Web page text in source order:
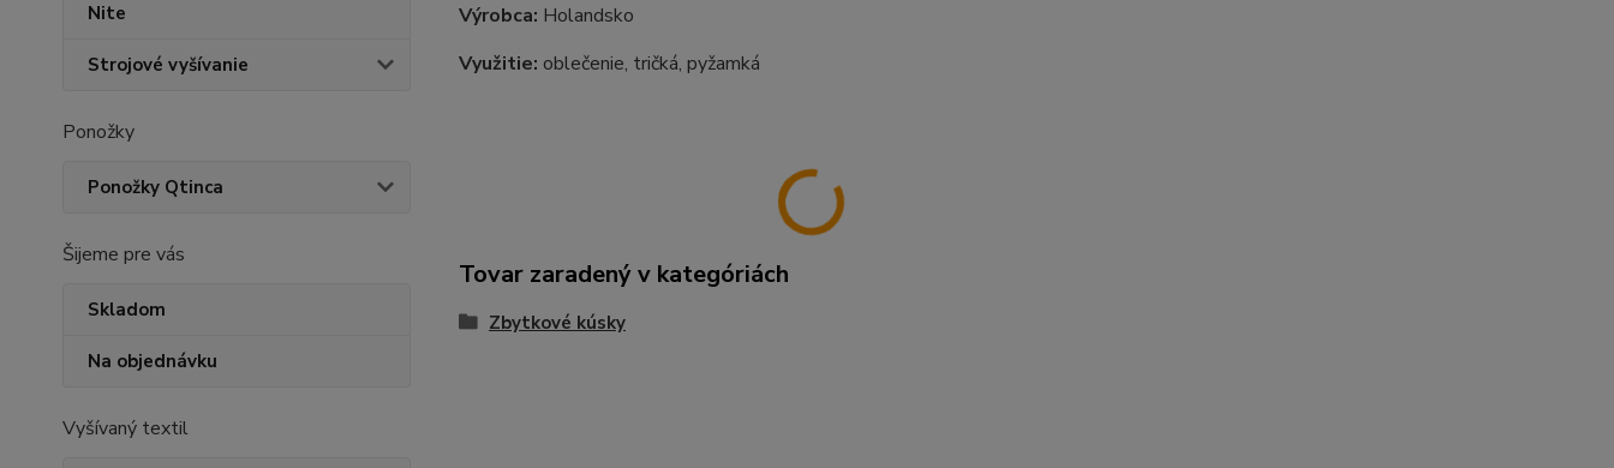
Nite
Strojové vyšívanie
Ponožky
Ponožky Qtinca
Šijeme pre vás
Skladom
Na objednávku
Vyšívaný textil
Výrobca: Holandsko
Využitie: oblečenie, tričká, pyžamká
Tovar zaradený v kategóriách
Zbytkové kúsky